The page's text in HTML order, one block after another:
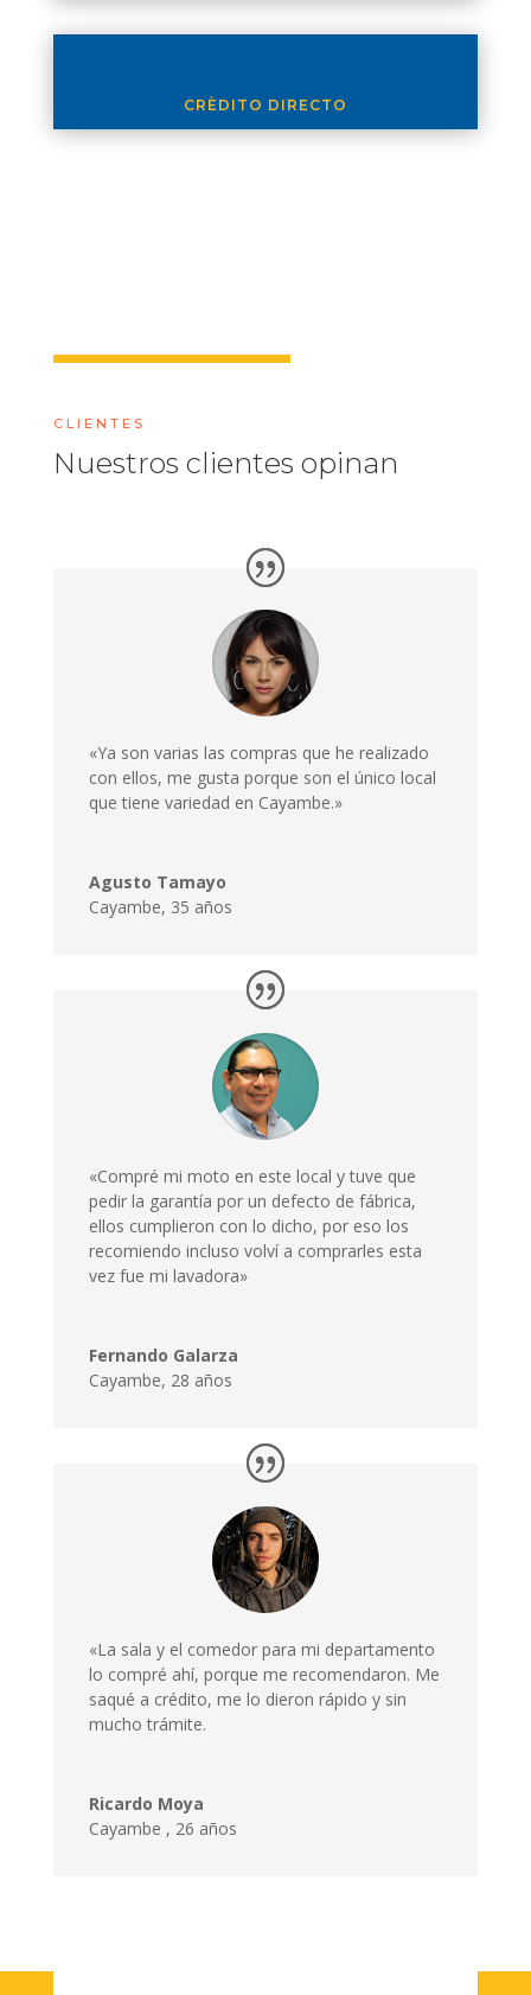
CRÈDITO DIRECTO
CLIENTES
Nuestros clientes opinan
«Ya son varias las compras que he realizado
con ellos, me gusta porque son el único local
que tiene variedad en Cayambe.»
Agusto Tamayo
Cayambe, 35 años
«Compré mi moto en este local y tuve que
pedir la garantía por un defecto de fábrica,
ellos cumplieron con lo dicho, por eso los
recomiendo incluso volví a comprarles esta
vez fue mi lavadora»
Fernando Galarza
Cayambe, 28 años
«La sala y el comedor para mi departamento
lo compré ahí, porque me recomendaron. Me
saqué a crédito, me lo dieron rápido y sin
mucho trámite.
Ricardo Moya
Cayambe , 26 años